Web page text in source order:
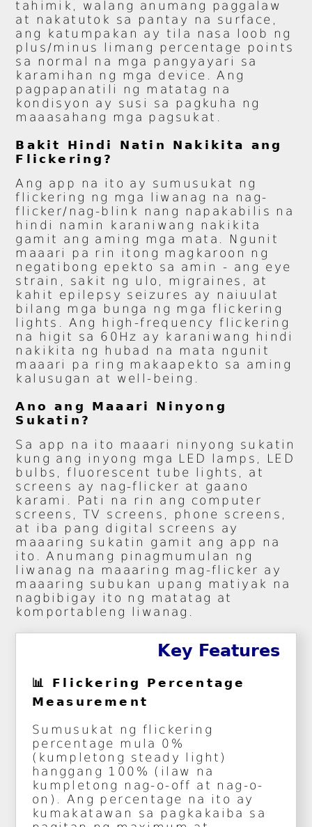
tahimik, walang anumang paggalaw
at nakatutok sa pantay na surface,
ang katumpakan ay tila nasa loob ng
plus/minus limang percentage points
sa normal na mga pangyayari sa
karamihan ng mga device. Ang
pagpapanatili ng matatag na
kondisyon ay susi sa pagkuha ng
maaasahang mga pagsukat.
Bakit Hindi Natin Nakikita ang
Flickering?
Ang app na ito ay sumusukat ng
flickering ng mga liwanag na nag-
flicker/nag-blink nang napakabilis na
hindi namin karaniwang nakikita
gamit ang aming mga mata. Ngunit
maaari pa rin itong magkaroon ng
negatibong epekto sa amin - ang eye
strain, sakit ng ulo, migraines, at
kahit epilepsy seizures ay naiuulat
bilang mga bunga ng mga flickering
lights. Ang high-frequency flickering
na higit sa 60Hz ay karaniwang hindi
nakikita ng hubad na mata ngunit
maaari pa ring makaapekto sa aming
kalusugan at well-being.
Ano ang Maaari Ninyong
Sukatin?
Sa app na ito maaari ninyong sukatin
kung ang inyong mga LED lamps, LED
bulbs, fluorescent tube lights, at
screens ay nag-flicker at gaano
karami. Pati na rin ang computer
screens, TV screens, phone screens,
at iba pang digital screens ay
maaaring sukatin gamit ang app na
ito. Anumang pinagmumulan ng
liwanag na maaaring mag-flicker ay
maaaring subukan upang matiyak na
nagbibigay ito ng matatag at
komportableng liwanag.
Key Features
📊 Flickering Percentage
Measurement
Sumusukat ng flickering
percentage mula 0%
(kumpletong steady light)
hanggang 100% (ilaw na
kumpletong nag-o-off at nag-o-
on). Ang percentage na ito ay
kumakatawan sa pagkakaiba sa